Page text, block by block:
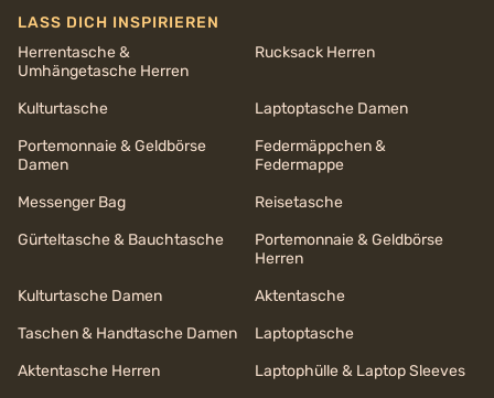
LASS DICH INSPIRIEREN
Herrentasche &
Umhängetasche Herren
Rucksack Herren
Kulturtasche
Laptoptasche Damen
Portemonnaie & Geldbörse
Damen
Federmäppchen &
Federmappe
Messenger Bag
Reisetasche
Gürteltasche & Bauchtasche
Portemonnaie & Geldbörse
Herren
Kulturtasche Damen
Aktentasche
Taschen & Handtasche Damen
Laptoptasche
Aktentasche Herren
Laptophülle & Laptop Sleeves